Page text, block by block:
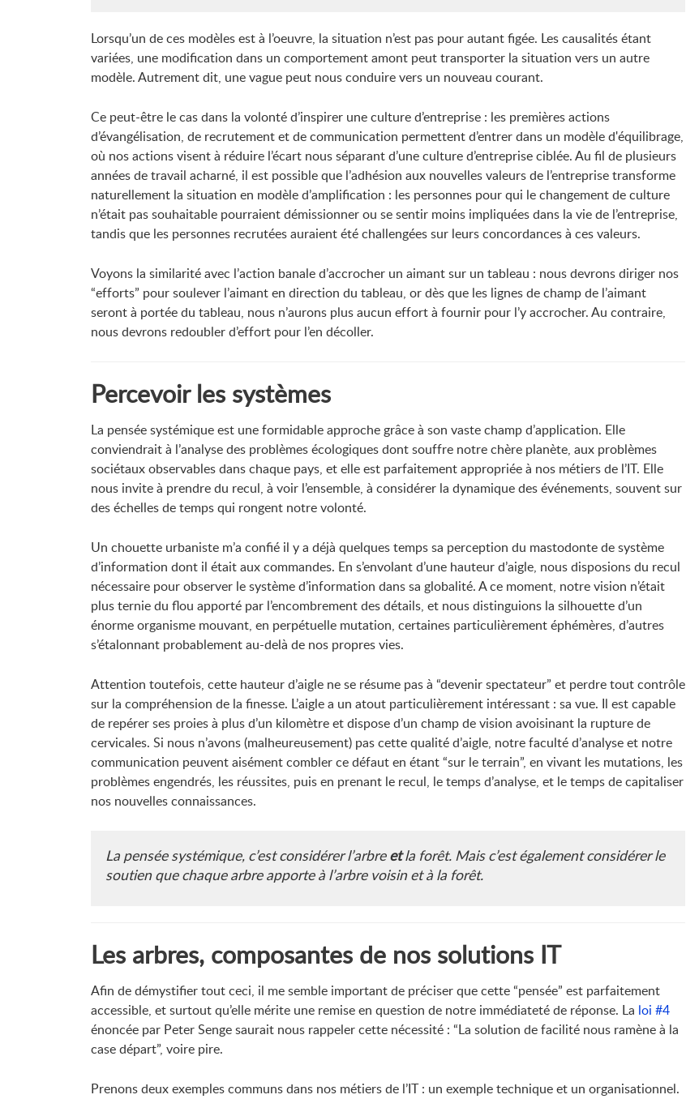
Lorsqu’un de ces modèles est à l’oeuvre, la situation n’est pas pour autant figée. Les causalités étant
variées, une modification dans un comportement amont peut transporter la situation vers un autre
modèle. Autrement dit, une vague peut nous conduire vers un nouveau courant.
Ce peut-être le cas dans la volonté d’inspirer une culture d’entreprise : les premières actions
d’évangélisation, de recrutement et de communication permettent d’entrer dans un modèle d'équilibrage,
où nos actions visent à réduire l’écart nous séparant d’une culture d’entreprise ciblée. Au fil de plusieurs
années de travail acharné, il est possible que l’adhésion aux nouvelles valeurs de l’entreprise transforme
naturellement la situation en modèle d’amplification : les personnes pour qui le changement de culture
n’était pas souhaitable pourraient démissionner ou se sentir moins impliquées dans la vie de l’entreprise,
tandis que les personnes recrutées auraient été challengées sur leurs concordances à ces valeurs.
Voyons la similarité avec l’action banale d’accrocher un aimant sur un tableau : nous devrons diriger nos
“efforts” pour soulever l’aimant en direction du tableau, or dès que les lignes de champ de l’aimant
seront à portée du tableau, nous n’aurons plus aucun effort à fournir pour l’y accrocher. Au contraire,
nous devrons redoubler d’effort pour l’en décoller.
Percevoir les systèmes
La pensée systémique est une formidable approche grâce à son vaste champ d’application. Elle
conviendrait à l’analyse des problèmes écologiques dont souffre notre chère planète, aux problèmes
sociétaux observables dans chaque pays, et elle est parfaitement appropriée à nos métiers de l’IT. Elle
nous invite à prendre du recul, à voir l’ensemble, à considérer la dynamique des événements, souvent sur
des échelles de temps qui rongent notre volonté.
Un chouette urbaniste m’a confié il y a déjà quelques temps sa perception du mastodonte de système
d’information dont il était aux commandes. En s’envolant d’une hauteur d’aigle, nous disposions du recul
nécessaire pour observer le système d’information dans sa globalité. A ce moment, notre vision n’était
plus ternie du flou apporté par l’encombrement des détails, et nous distinguions la silhouette d’un
énorme organisme mouvant, en perpétuelle mutation, certaines particulièrement éphémères, d’autres
s’étalonnant probablement au-delà de nos propres vies.
Attention toutefois, cette hauteur d’aigle ne se résume pas à “devenir spectateur” et perdre tout contrôle
sur la compréhension de la finesse. L’aigle a un atout particulièrement intéressant : sa vue. Il est capable
de repérer ses proies à plus d’un kilomètre et dispose d’un champ de vision avoisinant la rupture de
cervicales. Si nous n’avons (malheureusement) pas cette qualité d’aigle, notre faculté d’analyse et notre
communication peuvent aisément combler ce défaut en étant “sur le terrain”, en vivant les mutations, les
problèmes engendrés, les réussites, puis en prenant le recul, le temps d’analyse, et le temps de capitaliser
nos nouvelles connaissances.
La pensée systémique, c’est considérer l’arbreetla forêt. Mais c’est également considérer le
soutien que chaque arbre apporte à l’arbre voisin et à la forêt.
Les arbres, composantes de nos solutions IT
Afin de démystifier tout ceci, il me semble important de préciser que cette “pensée” est parfaitement
accessible, et surtout qu’elle mérite une remise en question de notre immédiateté de réponse. La loi #4
énoncée par Peter Senge saurait nous rappeler cette nécessité : “La solution de facilité nous ramène à la
case départ”, voire pire.
Prenons deux exemples communs dans nos métiers de l’IT : un exemple technique et un organisationnel.